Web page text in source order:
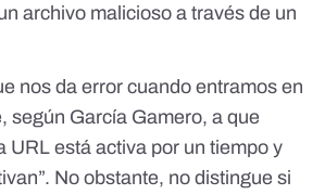
archivo malicioso a través de un
nos da error cuando entramos en
según García Gamero, a que
URL está activa por un tiempo y
No obstante, no distingue si